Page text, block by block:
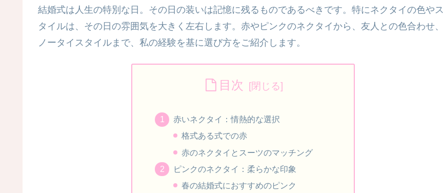
結婚式は人生の特別な日。その日の装いは記憶に残るものであるべきです。特にネクタイの色やス
タイルは、その日の雰囲気を大きく左右します。赤やピンクのネクタイから、友人との色合わせ、
ノータイスタイルまで、私の経験を基に選び方をご紹介します。
目次
赤いネクタイ：情熱的な選択
格式ある式での赤
赤のネクタイとスーツのマッチング
ピンクのネクタイ：柔らかな印象
春の結婚式におすすめのピンク